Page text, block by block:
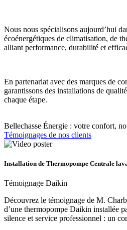
Nous nous spécialisons aujourd’hui
écoénergétiques de climatisation, de
alliant performance, durabilité et
En partenariat avec des marques de
garantissons des installations de
chaque étape.
Bellechasse Énergie : votre confort,
Témoignages de nos clients
Installation de Thermopompe Centrale
Témoignage Daikin
Découvrez le témoignage de M.
d’une thermopompe Daikin installée
silence et service professionnel : un